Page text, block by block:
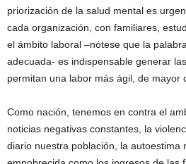
priorización de la salud mental es
cada organización, con familiares,
el ámbito laboral –nótese que la
adecuada- es indispensable generar
permitan una labor más ágil, de mayor
Como nación, tenemos en contra el
noticias negativas constantes, la
diario nuestra población, la autoestima